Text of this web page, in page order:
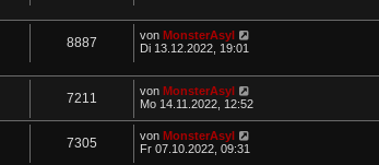
8887 von MonsterAsyl
Di 13.12.2022, 19:01
7211 von MonsterAsyl
Mo 14.11.2022, 12:52
7305 von MonsterAsyl
Fr 07.10.2022, 09:31